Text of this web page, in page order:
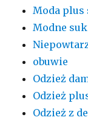
Moda plus
Modne
obuwie
Odzież
Odzież
Odzież z